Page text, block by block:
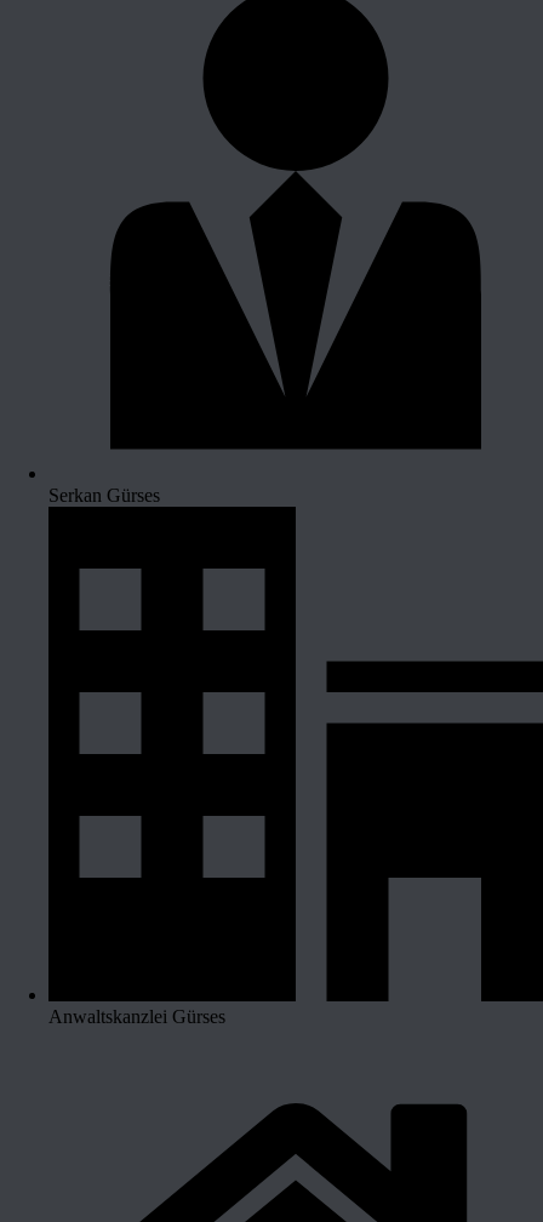
Serkan Gürses
Anwaltskanzlei Gürses